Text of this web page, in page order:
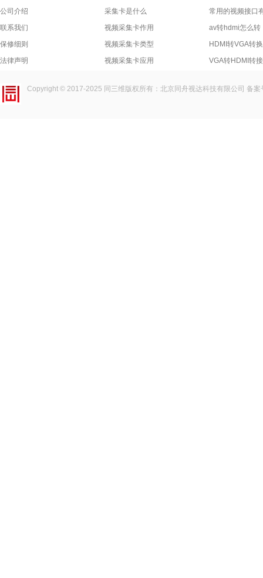
公司介绍
联系我们
保修细则
法律声明
采集卡是什么
视频采集卡作用
视频采集卡类型
视频采集卡应用
常用的视频接口
av转hdmi怎么转
HDMI转VGA转
VGA转HDMI转
Copyright © 2017-2025 同三维 版权所有：北京同舟视达科技有限公司 备